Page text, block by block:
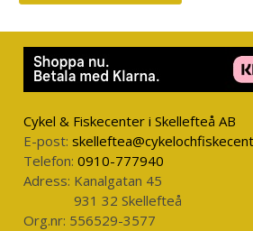
Cykel & Fiskecenter i Skellefteå AB
E-post:
Telefon: 0910-777940
Adress: Kanalgatan 45
931 32 Skellefteå
Org.nr: 556529-3577